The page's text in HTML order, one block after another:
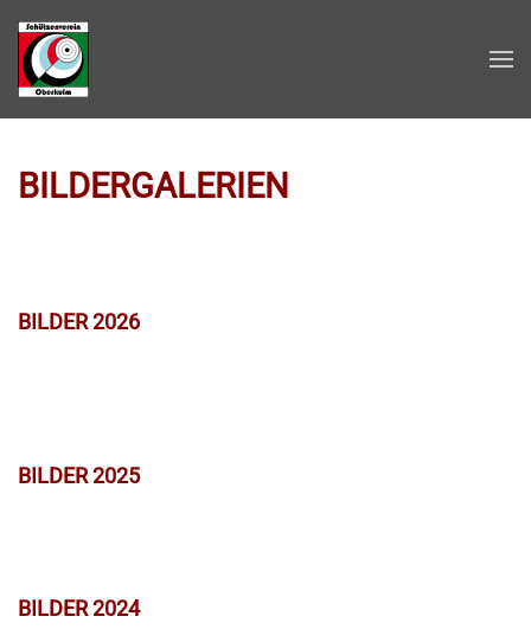
Zum Hauptinhalt springen
BILDERGALERIEN
BILDER 2026
BILDER 2025
BILDER 2024